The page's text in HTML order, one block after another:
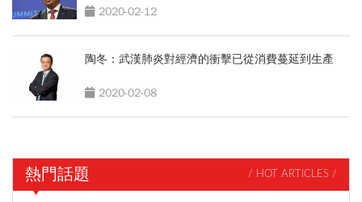
2020-02-12
陶冬：武漢肺炎對經濟的衝擊已從消費蔓延到生產
2020-02-08
熱門話題 / HOT ARTICLES /